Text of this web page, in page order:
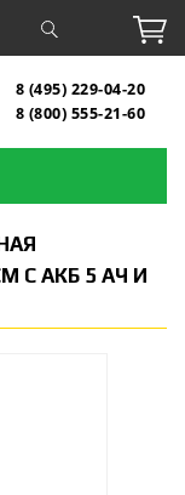
8 (495) 229-04-20
8 (800) 555-21-60
С АКБ 5 АЧ И